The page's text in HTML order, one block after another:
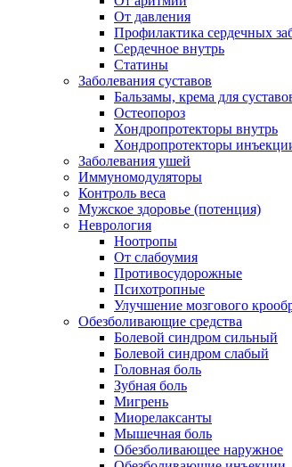
От давления
Профилактика сердечных
Сердечное внутрь
Статины
Заболевания суставов
Бальзамы, крема для
Остеопороз
Хондропротекторы внутрь
Хондропротекторы
Заболевания ушей
Иммуномодуляторы
Контроль веса
Мужское здоровье (потенция)
Неврология
Ноотропы
От слабоумия
Противосудорожные
Психотропные
Улучшение мозгового
Обезболивающие средства
Болевой синдром сильный
Болевой синдром слабый
Головная боль
Зубная боль
Мигрень
Миорелаксанты
Мышечная боль
Обезболивающее наружное